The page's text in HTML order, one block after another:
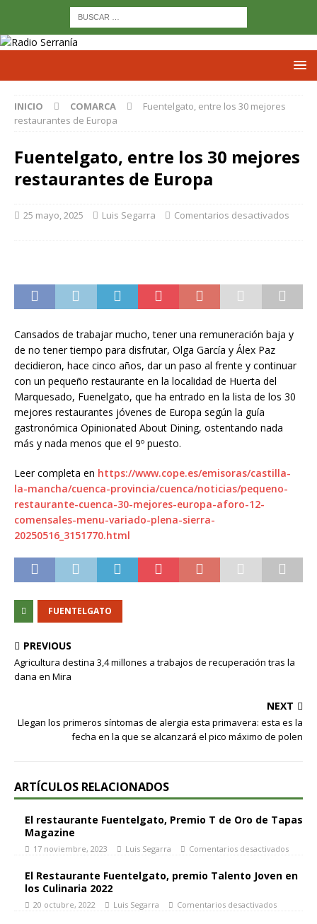
INICIO COMARCA
Fuentelgato, entre los 30 mejores
restaurantes de Europa
Fuentelgato, entre los 30 mejores
restaurantes de Europa
25 mayo, 2025 Luis Segarra Comentarios desactivados
Cansados de trabajar mucho, tener una remuneración baja y
de no tener tiempo para disfrutar, Olga García y Álex Paz
decidieron, hace cinco años, dar un paso al frente y continuar
con un pequeño restaurante en la localidad de Huerta del
Marquesado, Fuenelgato, que ha entrado en la lista de los 30
mejores restaurantes jóvenes de Europa según la guía
gastronómica Opinionated About Dining, ostentando nada
más y nada menos que el 9º puesto.
Leer completa en https://www.cope.es/emisoras/castilla-
la-mancha/cuenca-provincia/cuenca/noticias/pequeno-
restaurante-cuenca-30-mejores-europa-aforo-12-
comensales-menu-variado-plena-sierra-
20250516_3151770.html
FUENTELGATO
PREVIOUS
Agricultura destina 3,4 millones a trabajos de recuperación tras la
dana en Mira
NEXT
Llegan los primeros síntomas de alergia esta primavera: esta es la
fecha en la que se alcanzará el pico máximo de polen
ARTÍCULOS RELACIONADOS
El restaurante Fuentelgato, Premio T de Oro de Tapas
Magazine
17 noviembre, 2023 Luis Segarra Comentarios desactivados
El Restaurante Fuentelgato, premio Talento Joven en
los Culinaria 2022
20 octubre, 2022 Luis Segarra Comentarios desactivados